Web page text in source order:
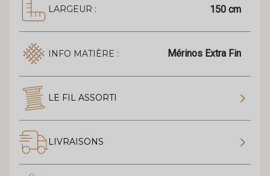
LARGEUR : 150 cm
INFO MATIÈRE : Mérinos Extra Fin
LE FIL ASSORTI
LIVRAISONS